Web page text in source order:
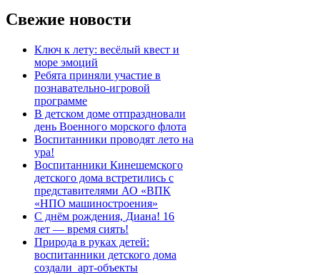
Свежие новости
Ключ к лету: весёлый квест и
море эмоций
Ребята приняли участие в
познавательно-игровой
программе
В детском доме отпраздновали
день Военного морского флота
Воспитанники проводят лето на
ура!
Воспитанники Кинешемского
детского дома встретились с
представителями АО «ВПК
«НПО машиностроения»
С днём рождения, Диана! 16
лет — время сиять!
Природа в руках детей:
воспитанники детского дома
создали арт-объекты